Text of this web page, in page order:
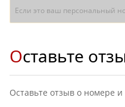
Если это ваш персональный
Оставьте
Оставьте отзыв о номере